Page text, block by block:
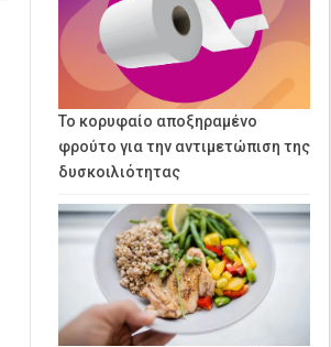
Το κορυφαίο αποξηραμένο
φρούτο για την αντιμετώπιση της
δυσκοιλιότητας